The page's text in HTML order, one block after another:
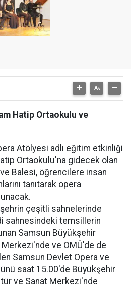
Hatip Ortaokulu ve
Atölyesi adlı eğitim etkinliği
Ortaokulu'na gidecek olan
Balesi, öğrencilere insan
tanıtarak opera
çeşitli sahnelerinde
sahnesindeki temsillerin
Samsun Büyükşehir
ve OMÜ'de de
Samsun Devlet Opera ve
saat 15.00'de Büyükşehir
ve Sanat Merkezi'nde